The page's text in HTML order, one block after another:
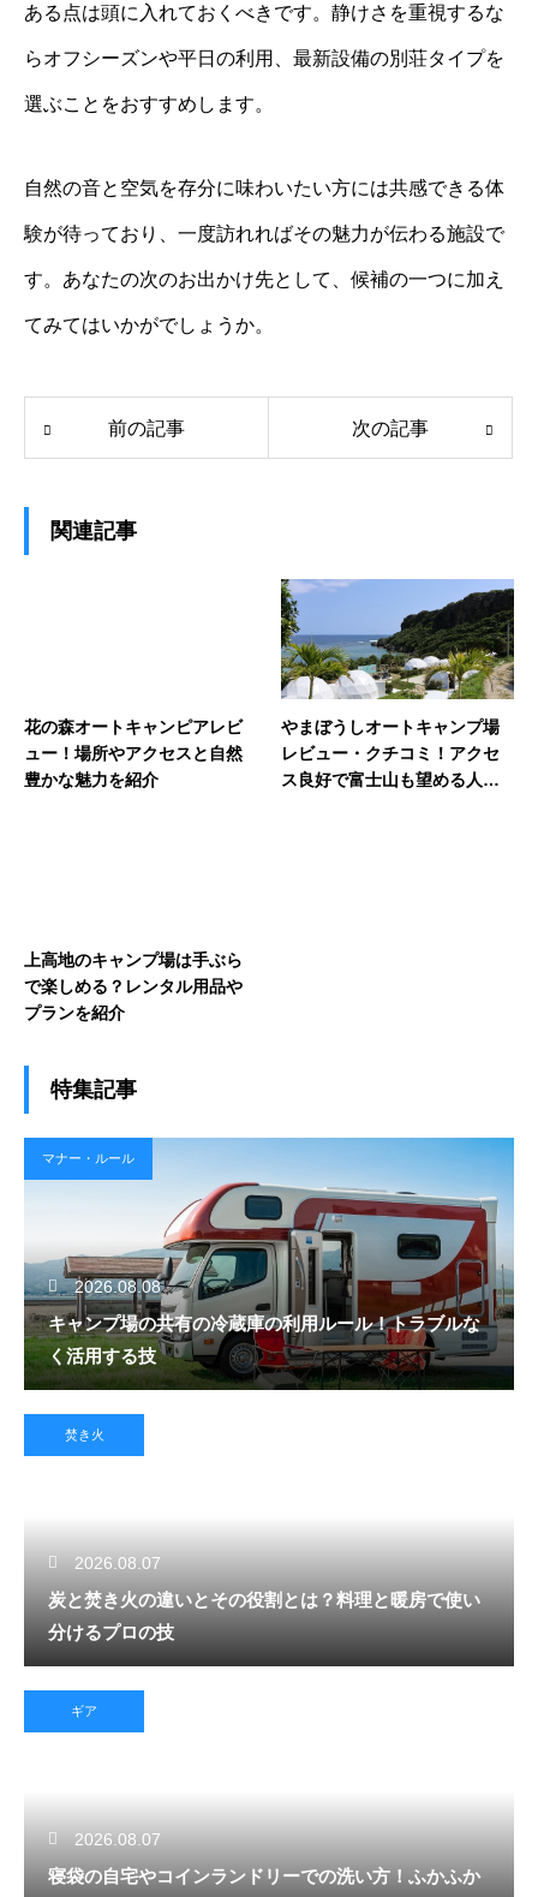
ある点は頭に入れておくべきです。静けさを重視するな
らオフシーズンや平日の利用、最新設備の別荘タイプを
選ぶことをおすすめします。
自然の音と空気を存分に味わいたい方には共感できる体
験が待っており、一度訪れればその魅力が伝わる施設で
す。あなたの次のお出かけ先として、候補の一つに加え
てみてはいかがでしょうか。
前の記事 次の記事
関連記事
花の森オートキャンピアレビ
ュー！場所やアクセスと自然
豊かな魅力を紹介
やまぼうしオートキャンプ場
レビュー・クチコミ！アクセ
ス良好で富士山も望める人気
上高地のキャンプ場は手ぶら
で楽しめる？レンタル用品や
プランを紹介
特集記事
マナー・ルール
2026.08.08
キャンプ場の共有の冷蔵庫の利用ルール！トラブルな
く活用する技
焚き火
2026.08.07
炭と焚き火の違いとその役割とは？料理と暖房で使い
分けるプロの技
ギア
2026.08.07
寝袋の自宅やコインランドリーでの洗い方！ふかふか